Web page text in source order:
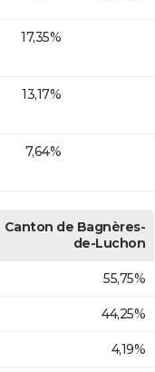
17,35%
13,17%
7,64%
Canton de Bagnères-
de-Luchon
55,75%
44,25%
4,19%